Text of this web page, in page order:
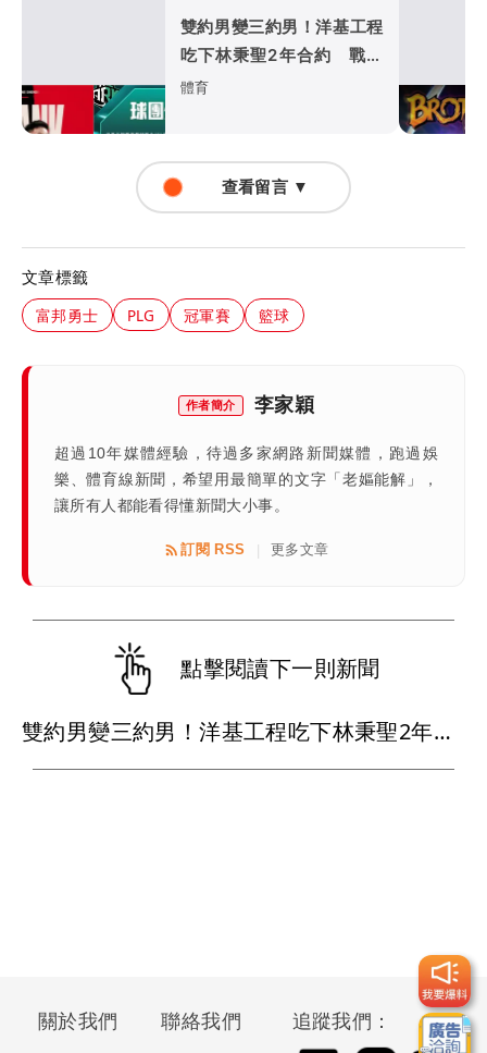
雙約男變三約男！洋基工程
吃下林秉聖2年合約 戰神
超暖背官司又送球員
體育
查看留言 ▼
文章標籤
富邦勇士 PLG 冠軍賽 籃球
作者簡介 李家穎
超過10年媒體經驗，待過多家網路新聞媒體，跑過娛
樂、體育線新聞，希望用最簡單的文字「老嫗能解」，
讓所有人都能看得懂新聞大小事。
訂閱 RSS 更多文章
點擊閱讀下一則新聞
雙約男變三約男！洋基工程吃下林秉聖2年合約 戰神超暖背官司又送球員
關於我們
聯絡我們
追蹤我們：